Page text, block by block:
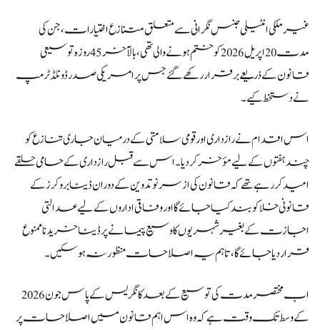
غیر ملکی انٹیلی جنس نگرانی سے متعلق متنازع اختیارات، جن کی
مدت 20 اپریل 2026 کو ختم ہونے والی تھی، بالآخر 45 روزہ توسیعی
قانون کے ذریعے برقرار رکھے گئے جس پر امریکی صدر ڈونلڈ ٹرمپ
نے دستخط کیے۔
اس اقدام نے رازداری اور قومی سلامتی کے درمیان جاری تنازع کو
چند ہفتوں کے لیے مؤخر کر دیا۔ اس سے قبل رازداری کے حامی حلقے
امید کر رہے تھے کہ قانون کی ازسرنو تدوین کے دوران ڈیٹا بروکرز کے
قانونی خلا کو بند کیا جائے گا اور وفاقی اداروں کے لیے عدالتی
اجازت کے بغیر شہریوں کا وسیع پیمانے پر ڈیٹا خریدنا ممنوع
قرار دیا جائے گا، تاہم یہ اصلاحات منظور نہ ہو سکیں۔
اب مختصر مدت کی توسیع کے بعد کانگریس کے پاس جون 2026
کے وسط تک وقت ہے کہ وہ اس اہم قانون میں اصلاحات پر